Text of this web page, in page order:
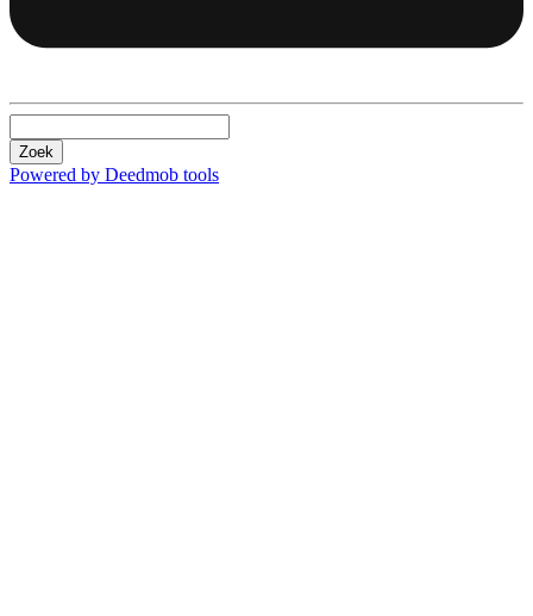
Zoek
Powered by Deedmob tools